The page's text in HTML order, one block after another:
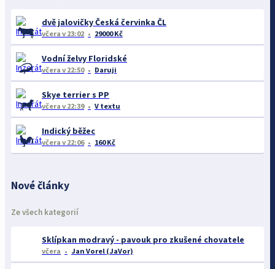
dvě jalovičky Česká červinka ČL
včera v 23:02 29000 Kč
Vodní želvy Floridské
včera v 22:50 Daruji
Skye terrier s PP
včera v 22:39 V textu
Indický běžec
včera v 22:06 160 Kč
Nové články
Ze všech kategorií
Sklípkan modravý - pavouk pro zkušené chovatele
včera Jan Vorel (JaVor)